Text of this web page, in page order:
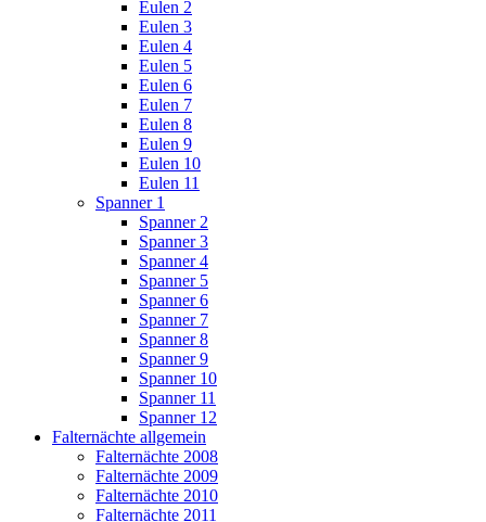
Eulen 2
Eulen 3
Eulen 4
Eulen 5
Eulen 6
Eulen 7
Eulen 8
Eulen 9
Eulen 10
Eulen 11
Spanner 1
Spanner 2
Spanner 3
Spanner 4
Spanner 5
Spanner 6
Spanner 7
Spanner 8
Spanner 9
Spanner 10
Spanner 11
Spanner 12
Falternächte allgemein
Falternächte 2008
Falternächte 2009
Falternächte 2010
Falternächte 2011